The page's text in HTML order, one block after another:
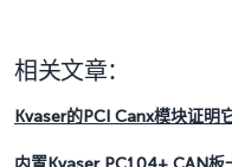
相关文章：
Kvaser的PCI Canx模块证明